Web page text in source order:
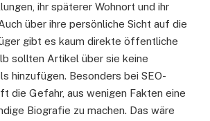
ihr späterer Wohnort und ihr
über ihre persönliche Sicht auf die
gibt es kaum direkte öffentliche
sollten Artikel über sie keine
hinzufügen. Besonders bei SEO-
die Gefahr, aus wenigen Fakten eine
Biografie zu machen. Das wäre